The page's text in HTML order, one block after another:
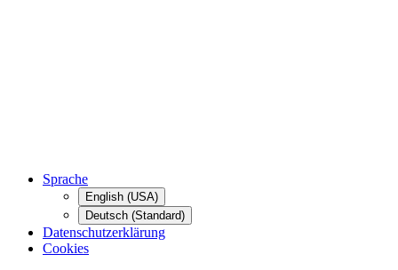
Sprache
English (USA)
Deutsch (Standard)
Datenschutzerklärung
Cookies